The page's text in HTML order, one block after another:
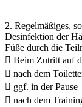
2. Regelmäßiges,
Desinfektion der
Füße durch die
 Beim Zutritt auf
 nach dem
 ggf. in der Pause
 nach dem